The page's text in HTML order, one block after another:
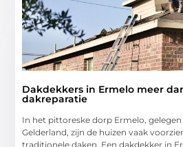
Dakdekkers in Ermelo meer
dakreparatie
In het pittoreske dorp Ermelo,
Gelderland, zijn de huizen vaak
traditionele daken. Een dakdekker in